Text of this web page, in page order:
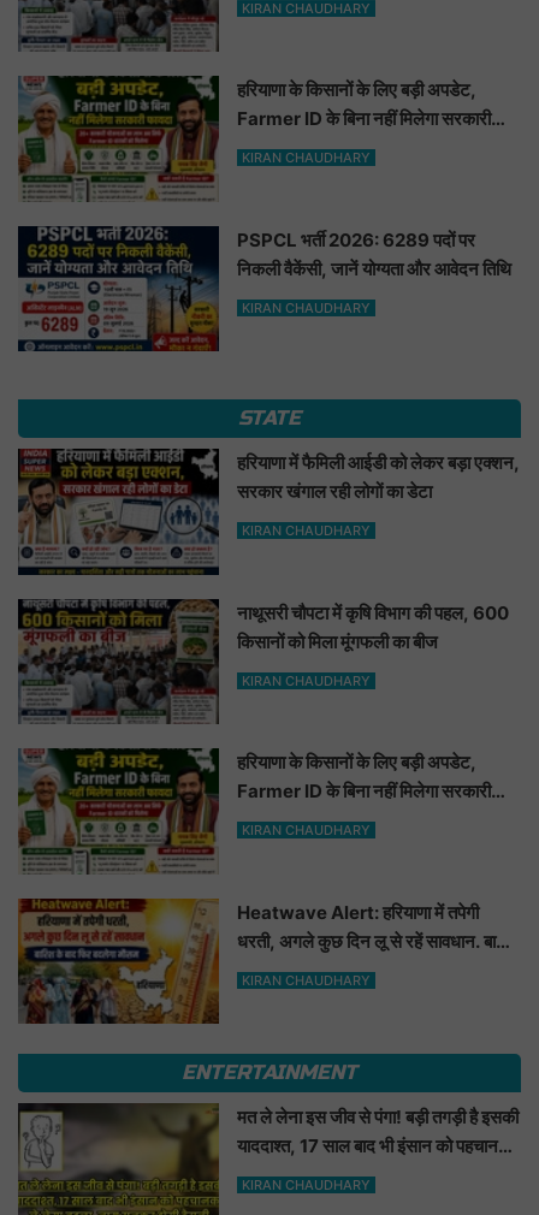
KIRAN CHAUDHARY
हरियाणा के किसानों के लिए बड़ी अपडेट,
Farmer ID के बिना नहीं मिलेगा सरकारी
फायदा
KIRAN CHAUDHARY
PSPCL भर्ती 2026: 6289 पदों पर
निकली वैकेंसी, जानें योग्यता और आवेदन तिथि
KIRAN CHAUDHARY
STATE
हरियाणा में फैमिली आईडी को लेकर बड़ा एक्शन,
सरकार खंगाल रही लोगों का डेटा
KIRAN CHAUDHARY
नाथूसरी चौपटा में कृषि विभाग की पहल, 600
किसानों को मिला मूंगफली का बीज
KIRAN CHAUDHARY
हरियाणा के किसानों के लिए बड़ी अपडेट,
Farmer ID के बिना नहीं मिलेगा सरकारी
फायदा
KIRAN CHAUDHARY
Heatwave Alert: हरियाणा में तपेगी
धरती, अगले कुछ दिन लू से रहें सावधान. बारिश
के बाद फिर बदलेगा मौसम
KIRAN CHAUDHARY
ENTERTAINMENT
मत ले लेना इस जीव से पंगा! बड़ी तगड़ी है इसकी
याददाश्त, 17 साल बाद भी इंसान को पहचानकर
ले लेगा बदला, नाम सुनकर होगी हैरानी...
KIRAN CHAUDHARY